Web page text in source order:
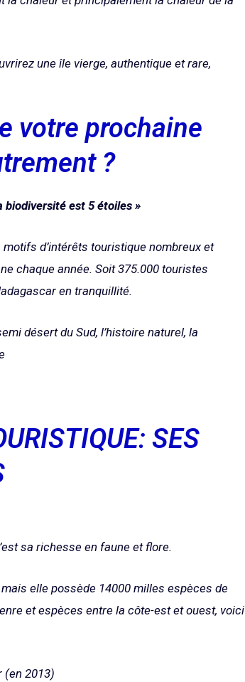
une île vierge, authentique et rare,
votre prochaine
?
biodiversité est 5 étoiles »
d’intérêts touristique nombreux et
chaque année. Soit 375.000 touristes
en tranquillité.
désert du Sud, l’histoire naturel, la
SES
sa richesse en faune et flore.
elle possède 14000 milles espèces de
et espèces entre la côte-est et ouest, voici
(en 2013)